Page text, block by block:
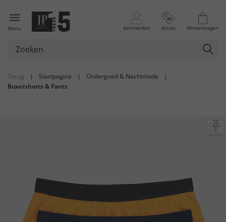
Menu Aanmelden Acties Winkelwagen
Terug | Startpagina | Ondergoed & Nachtmode
|
Boxershorts & Pants